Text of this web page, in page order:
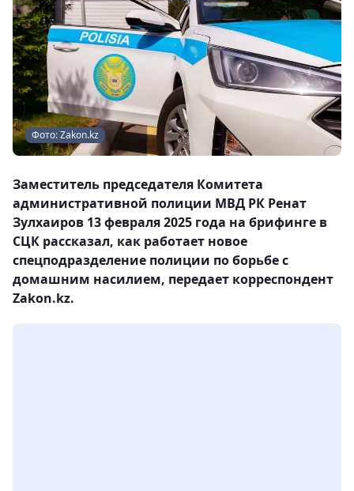
Фото: Zakon.kz
Заместитель председателя Комитета
административной полиции МВД РК Ренат
Зулхаиров 13 февраля 2025 года на брифинге в
СЦК рассказал, как работает новое
спецподразделение полиции по борьбе с
домашним насилием, передает корреспондент
Zakon.kz.